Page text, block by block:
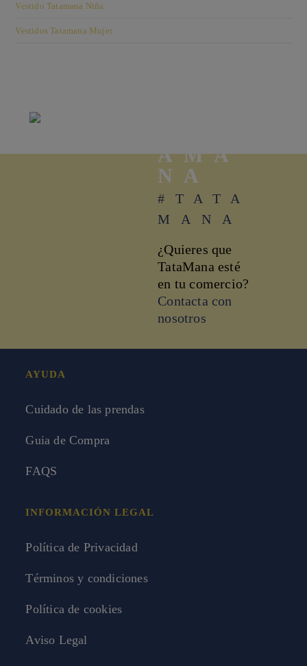
Vestido Tatamana Niña
Vestidos Tatamana Mujer
AMA
NA
#TATA
MANA
¿Quieres que
TataMana esté
en tu comercio?
Contacta con
nosotros
AYUDA
Cuidado de las prendas
Guia de Compra
FAQS
INFORMACIÓN LEGAL
Política de Privacidad
Términos y condiciones
Política de cookies
Aviso Legal